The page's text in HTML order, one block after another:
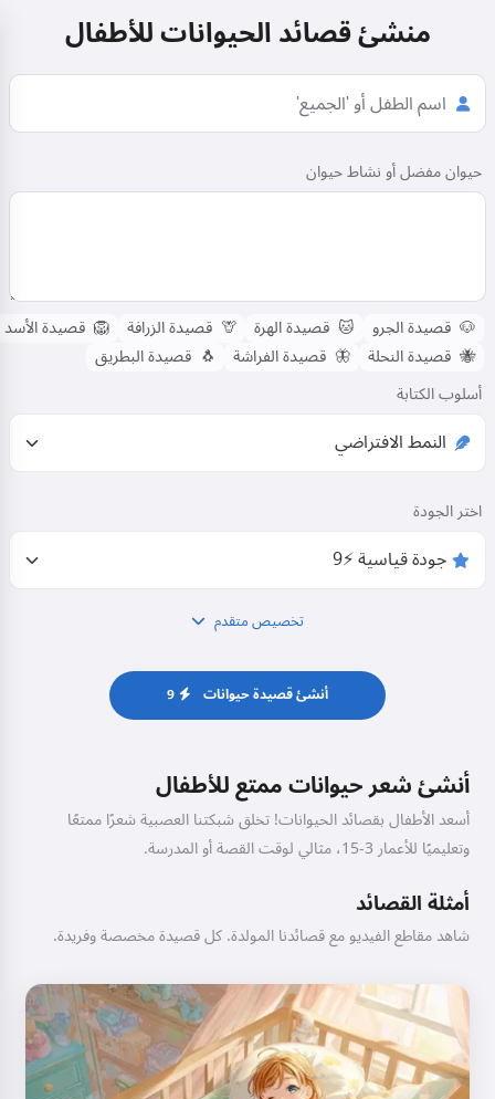
منشئ قصائد الحيوانات للأطفال
حيوان مفضل أو نشاط حيوان
🐶 قصيدة الجرو 🐱 قصيدة الهرة 🦒 قصيدة الزرافة 🦁 قصيدة الأسد
🐝 قصيدة النحلة 🦋 قصيدة الفراشة 🐧 قصيدة البطريق
أسلوب الكتابة
اختر الجودة
تخصيص متقدم
أنشئ قصيدة حيوانات 9
أنشئ شعر حيوانات ممتع للأطفال
أسعد الأطفال بقصائد الحيوانات! تخلق شبكتنا العصبية شعرًا ممتعًا
وتعليميًا للأعمار 3-15، مثالي لوقت القصة أو المدرسة.
أمثلة القصائد
شاهد مقاطع الفيديو مع قصائدنا المولدة. كل قصيدة مخصصة وفريدة.